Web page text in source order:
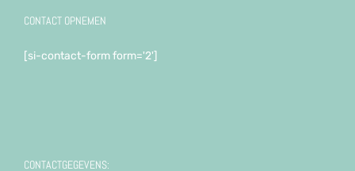
CONTACT OPNEMEN
[si-contact-form form='2']
CONTACTGEGEVENS: